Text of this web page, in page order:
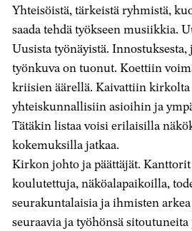
Yhteisöistä, tärkeistä ryhmistä,
saada tehdä työkseen musiikkia.
Uusista työnäyistä.
työnkuva on tuonut. Koettiin
kriisien äärellä. Kaivattiin kirkolta
yhteiskunnallisiin asioihin ja
Tätäkin listaa voisi erilaisilla
kokemuksilla jatkaa.
Kirkon johto ja päättäjät.
koulutettuja, näköalapaikoilla,
seurakuntalaisia ja ihmisten
seuraavia ja työhönsä